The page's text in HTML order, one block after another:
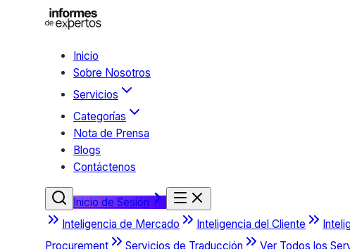
Inicio
Sobre Nosotros
Servicios
Categorías
Nota de Prensa
Blogs
Contáctenos
Inicio de Sesión
Inteligencia de Mercado
Inteligencia del Cliente
Procurement
Servicios de Traducción
Ver Todos los